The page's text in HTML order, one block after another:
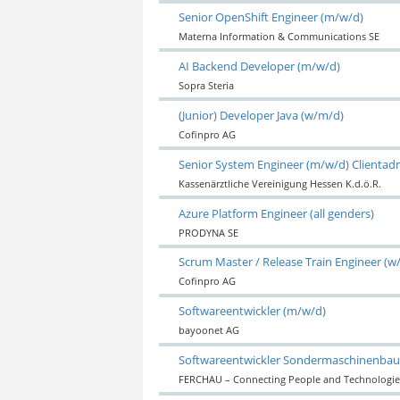
Senior OpenShift Engineer (m/w/d)
Materna Information & Communications SE
AI Backend Developer (m/w/d)
Sopra Steria
(Junior) Developer Java (w/m/d)
Cofinpro AG
Senior System Engineer (m/w/d)
Kassenärztliche Vereinigung Hessen K.d.ö.R.
Azure Platform Engineer (all genders)
PRODYNA SE
Scrum Master / Release Train Engineer
Cofinpro AG
Softwareentwickler (m/w/d)
bayoonet AG
Softwareentwickler
FERCHAU – Connecting People and